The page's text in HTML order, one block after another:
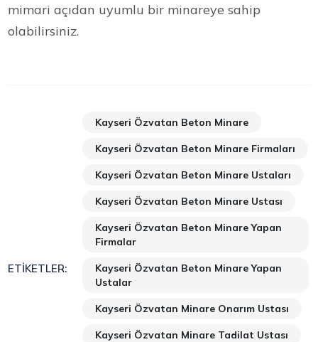
mimari açıdan uyumlu bir minareye sahip
olabilirsiniz.
ETIKETLER:
Kayseri Özvatan Beton Minare
Kayseri Özvatan Beton Minare Firmaları
Kayseri Özvatan Beton Minare Ustaları
Kayseri Özvatan Beton Minare Ustası
Kayseri Özvatan Beton Minare Yapan
Firmalar
Kayseri Özvatan Beton Minare Yapan
Ustalar
Kayseri Özvatan Minare Onarım Ustası
Kayseri Özvatan Minare Tadilat Ustası